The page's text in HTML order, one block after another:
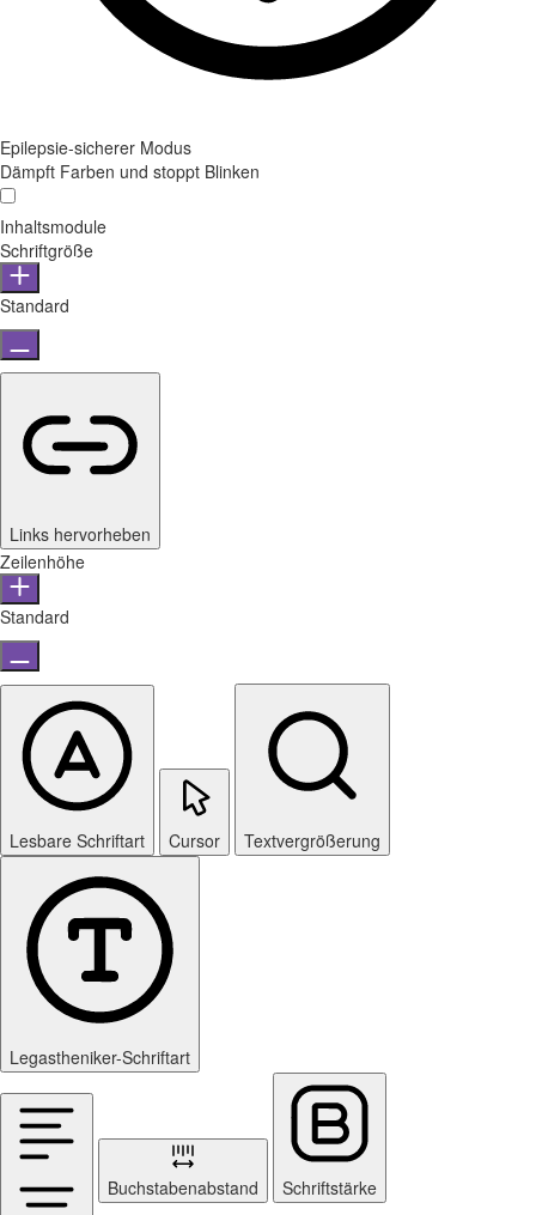
Epilepsie-sicherer Modus
Dämpft Farben und stoppt Blinken
Inhaltsmodule
Schriftgröße
Standard
Links hervorheben
Zeilenhöhe
Standard
Lesbare Schriftart Cursor Textvergrößerung
Legastheniker-Schriftart
Buchstabenabstand Schriftstärke